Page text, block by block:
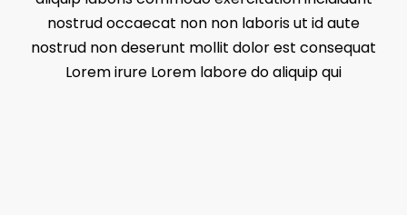
nostrud occaecat non non laboris ut id aute
nostrud non deserunt mollit dolor est consequat
Lorem irure Lorem labore do aliquip qui